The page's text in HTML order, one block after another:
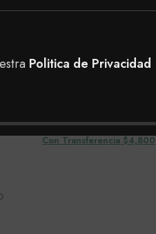
Politica de Privacidad
$5,000
Con Transferencia $4,800